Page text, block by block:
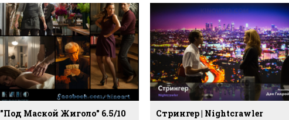
"Под Маской Жиголо" 6.5/10 Стрингер | Nightcrawler